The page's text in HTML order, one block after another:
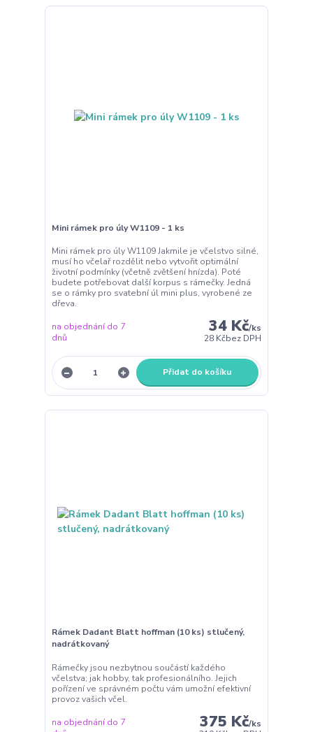
Mini rámek pro úly W1109 - 1 ks
Mini rámek pro úly W1109 Jakmile je včelstvo silné,
musí ho včelař rozdělit nebo vytvořit optimální
životní podmínky (včetně zvětšení hnízda). Poté
budete potřebovat další korpus s rámečky. Jedná
se o rámky pro svatební úl mini plus, vyrobené ze
dřeva.
34 Kč/ks
28 Kčbez DPH
na objednání do 7
dnů
Přidat do košíku
Rámek Dadant Blatt hoffman (10 ks) stlučený,
nadrátkovaný
Rámečky jsou nezbytnou součástí každého
včelstva; jak hobby, tak profesionálního. Jejich
pořízení ve správném počtu vám umožní efektivní
provoz vašich včel.
375 Kč/ks
na objednání do 7